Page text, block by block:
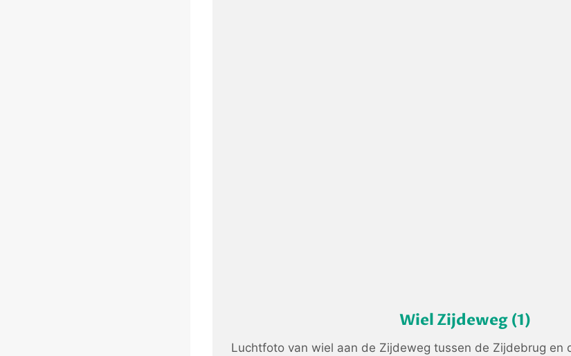
Wiel Zijdeweg (1)
Luchtfoto van wiel aan de Zijdeweg tussen de Zijdebrug en